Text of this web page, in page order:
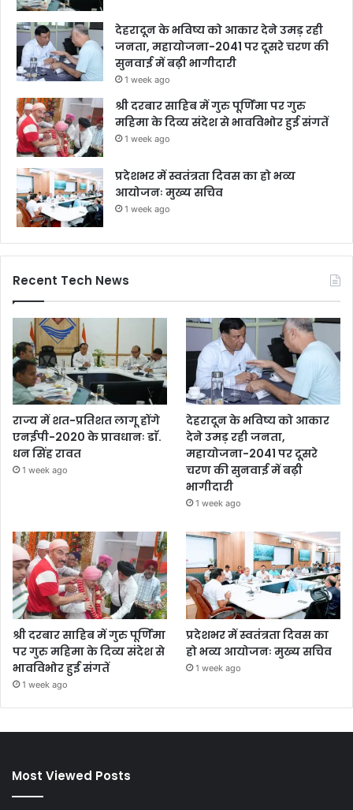
देहरादून के भविष्य को आकार देने उमड़ रही
जनता, महायोजना-2041 पर दूसरे चरण की
सुनवाई में बढ़ी भागीदारी
1 week ago
श्री दरबार साहिब में गुरु पूर्णिमा पर गुरु
महिमा के दिव्य संदेश से भावविभोर हुई संगतें
1 week ago
प्रदेशभर में स्वतंत्रता दिवस का हो भव्य
आयोजनः मुख्य सचिव
1 week ago
Recent Tech News
राज्य में शत-प्रतिशत लागू होंगे
एनईपी-2020 के प्रावधानः डाॅ.
धन सिंह रावत
1 week ago
देहरादून के भविष्य को आकार
देने उमड़ रही जनता,
महायोजना-2041 पर दूसरे
चरण की सुनवाई में बढ़ी
भागीदारी
1 week ago
श्री दरबार साहिब में गुरु पूर्णिमा
पर गुरु महिमा के दिव्य संदेश से
भावविभोर हुई संगतें
1 week ago
प्रदेशभर में स्वतंत्रता दिवस का
हो भव्य आयोजनः मुख्य सचिव
1 week ago
Most Viewed Posts